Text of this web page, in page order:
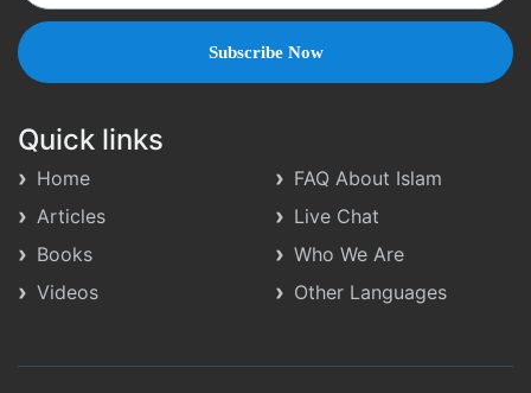
Quick links
Home
Articles
Books
Videos
FAQ About Islam
Live Chat
Who We Are
Other Languages